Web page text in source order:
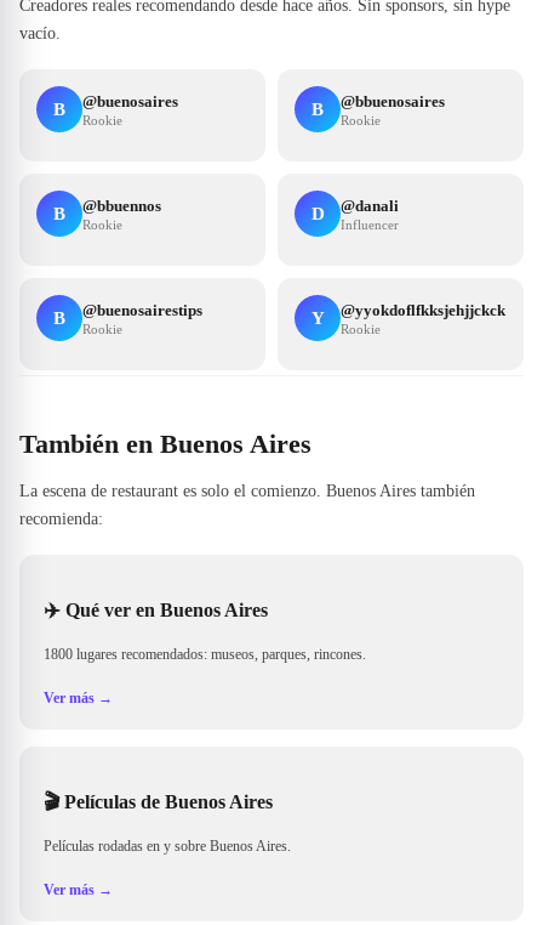
Creadores reales recomendando desde hace años. Sin sponsors, sin hype
vacío.
B @buenosaires
Rookie
B @bbuenosaires
Rookie
B @bbuennos
Rookie
D @danali
Influencer
B @buenosairestips
Rookie
Y @yyokdoflfkksjehjjckck
Rookie
También en Buenos Aires
La escena de restaurant es solo el comienzo. Buenos Aires también
recomienda:
✈️ Qué ver en Buenos Aires
1800 lugares recomendados: museos, parques, rincones.
Ver más →
🎬 Películas de Buenos Aires
Películas rodadas en y sobre Buenos Aires.
Ver más →